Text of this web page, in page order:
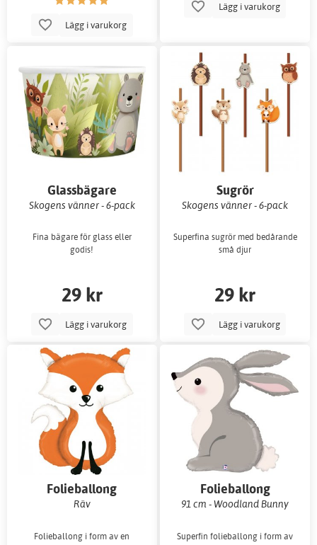
Lägg i varukorg
Lägg i varukorg
Glassbägare
Skogens vänner - 6-pack
Fina bägare för glass eller
godis!
29 kr
Lägg i varukorg
Sugrör
Skogens vänner - 6-pack
Superfina sugrör med bedårande
små djur
29 kr
Lägg i varukorg
Folieballong
Räv
Folieballong i form av en
Folieballong
91 cm - Woodland Bunny
Superfin folieballong i form av